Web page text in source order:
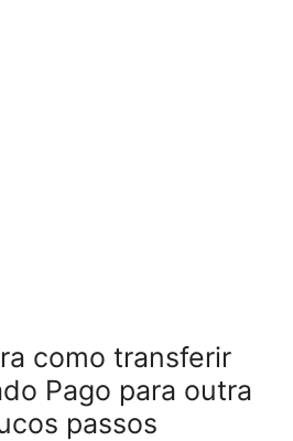
como transferir
Pago para outra
passos